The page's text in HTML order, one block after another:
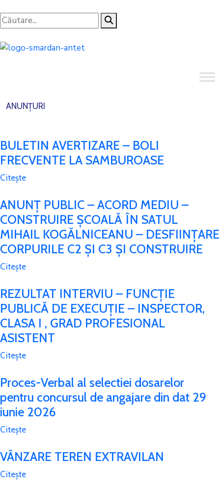
ANUNȚURI
BULETIN AVERTIZARE – BOLI
FRECVENTE LA SAMBUROASE
Citește
ANUNȚ PUBLIC – ACORD MEDIU –
CONSTRUIRE ȘCOALĂ ÎN SATUL
MIHAIL KOGĂLNICEANU – DESFIINȚARE
CORPURILE C2 ȘI C3 ȘI CONSTRUIRE
Citește
REZULTAT INTERVIU – FUNCȚIE
PUBLICĂ DE EXECUȚIE – INSPECTOR,
CLASA I , GRAD PROFESIONAL
ASISTENT
Citește
Proces-Verbal al selectiei dosarelor
pentru concursul de angajare din dat 29
iunie 2026
Citește
VÂNZARE TEREN EXTRAVILAN
Citește